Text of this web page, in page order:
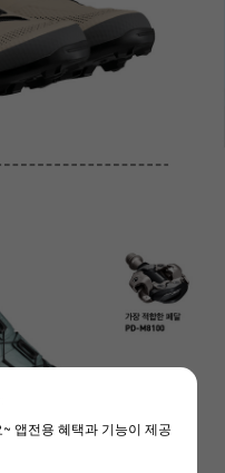
앱전용 혜택과 기능이 제공